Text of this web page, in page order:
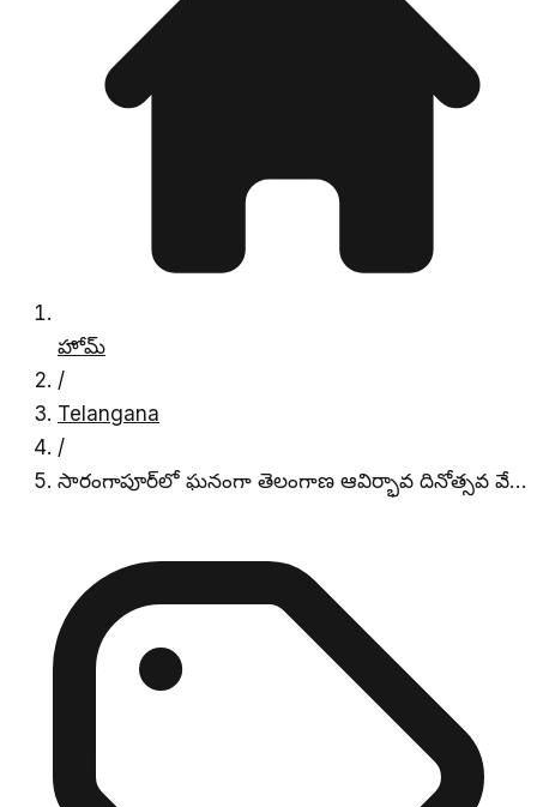
హోమ్
/
Telangana
/
సారంగాపూర్‌లో ఘనంగా తెలంగాణ ఆవిర్భావ దినోత్సవ వే…